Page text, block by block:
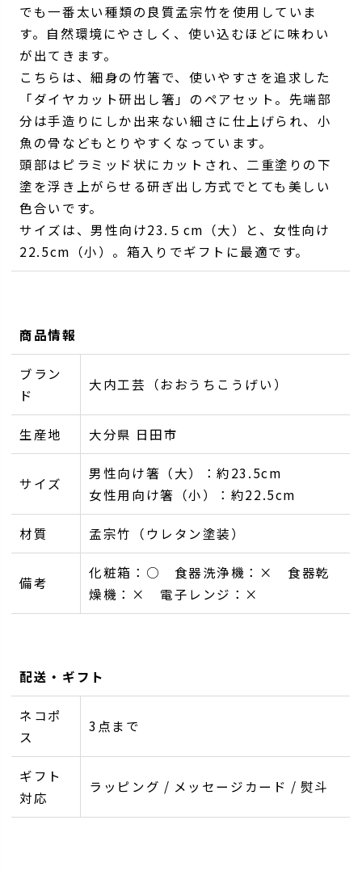
でも一番太い種類の良質孟宗竹を使用していま
す。自然環境にやさしく、使い込むほどに味わい
が出てきます。
こちらは、細身の竹箸で、使いやすさを追求した
「ダイヤカット研出し箸」のペアセット。先端部
分は手造りにしか出来ない細さに仕上げられ、小
魚の骨などもとりやすくなっています。
頭部はピラミッド状にカットされ、二重塗りの下
塗を浮き上がらせる研ぎ出し方式でとても美しい
色合いです。
サイズは、男性向け23.５cm（大）と、女性向け
22.5cm（小）。箱入りでギフトに最適です。
商品情報
ブラン
ド
大内工芸（おおうちこうげい）
生産地 大分県 日田市
サイズ
男性向け箸（大）：約23.5cm
女性用向け箸（小）：約22.5cm
材質 孟宗竹（ウレタン塗装）
備考
化粧箱：○ 食器洗浄機：× 食器乾
燥機：× 電子レンジ：×
配送・ギフト
ネコポ
ス
3点まで
ギフト
対応
ラッピング / メッセージカード / 熨斗